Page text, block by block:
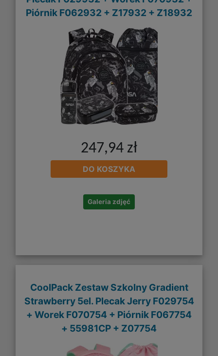
Piórnik F062932 + Z17932 + Z18932
247,94 zł
DO KOSZYKA
Galeria zdjęć
CoolPack Zestaw Szkolny Gradient
Strawberry 5el. Plecak Jerry F029754
+ Worek F070754 + Piórnik F067754
+ 55981CP + Z07754